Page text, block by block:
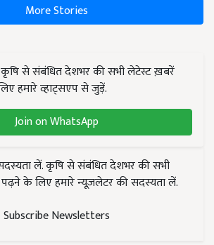
More Stories
कृषि से संबंधित देशभर की सभी लेटेस्ट ख़बरें
हमारे व्हाट्सएप से जुड़ें.
Join on WhatsApp
लें. कृषि से संबंधित देशभर की सभी
के लिए हमारे न्यूज़लेटर की सदस्यता लें.
Subscribe Newsletters